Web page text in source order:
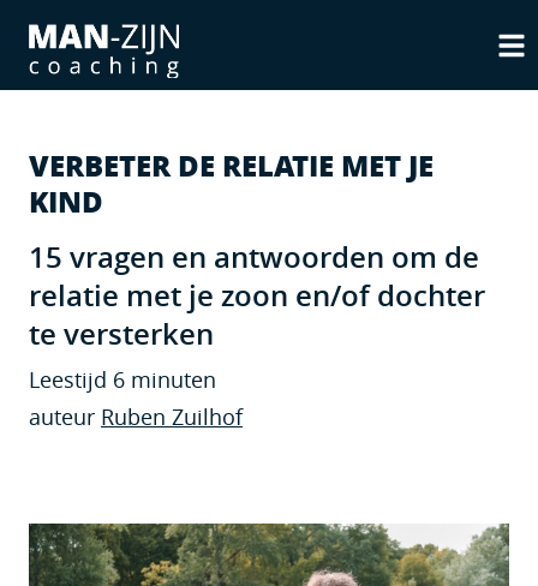
VERBETER DE RELATIE MET JE
KIND
15 vragen en antwoorden om de
relatie met je zoon en/of dochter
te versterken
Leestijd 6 minuten
auteur Ruben Zuilhof